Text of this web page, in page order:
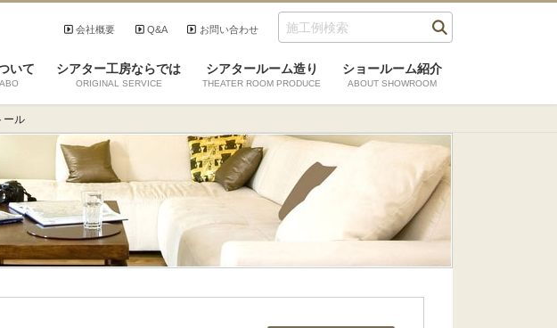
お問い合わせ
Q&A
会社概要
いて シアター工房ならでは
ORIGINAL SERVICE
シアタールーム造り
THEATER ROOM PRODUCE
ショールーム紹介
ABOUT SHOWROOM
ール